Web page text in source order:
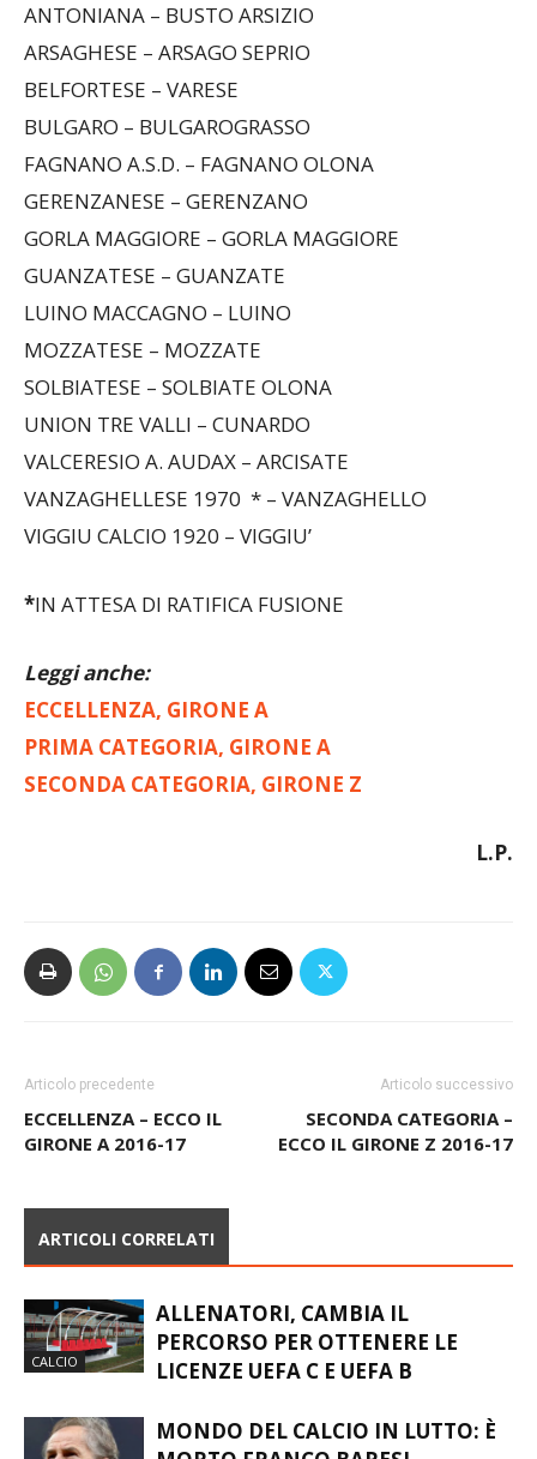
ANTONIANA – BUSTO ARSIZIO
ARSAGHESE – ARSAGO SEPRIO
BELFORTESE – VARESE
BULGARO – BULGAROGRASSO
FAGNANO A.S.D. – FAGNANO OLONA
GERENZANESE – GERENZANO
GORLA MAGGIORE – GORLA MAGGIORE
GUANZATESE – GUANZATE
LUINO MACCAGNO – LUINO
MOZZATESE – MOZZATE
SOLBIATESE – SOLBIATE OLONA
UNION TRE VALLI – CUNARDO
VALCERESIO A. AUDAX – ARCISATE
VANZAGHELLESE 1970 * – VANZAGHELLO
VIGGIU CALCIO 1920 – VIGGIU’
*IN ATTESA DI RATIFICA FUSIONE
Leggi anche:
ECCELLENZA, GIRONE A
PRIMA CATEGORIA, GIRONE A
SECONDA CATEGORIA, GIRONE Z
L.P.
Articolo precedente
ECCELLENZA – ECCO IL
GIRONE A 2016-17
Articolo successivo
SECONDA CATEGORIA –
ECCO IL GIRONE Z 2016-17
ARTICOLI CORRELATI
CALCIO
ALLENATORI, CAMBIA IL
PERCORSO PER OTTENERE LE
LICENZE UEFA C E UEFA B
MONDO DEL CALCIO IN LUTTO: È